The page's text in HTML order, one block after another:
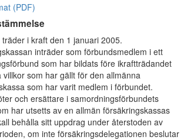
(PDF)
träder i kraft den 1 januari 2005.
inträder som förbundsmedlem i ett
som har bildats före ikraftträdandet
villkor som har gällt för den allmänna
som har varit medlem i förbundet.
och ersättare i samordningsförbundets
har utsetts av en allmän försäkringskassas
behålla sitt uppdrag under återstoden av
om inte försäkringsdelegationen beslutar